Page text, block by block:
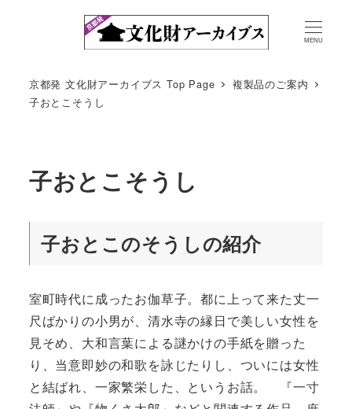
MENU
京都発 文化財アーカイブス Top Page
複製品のご案内
子おとこそうし
子おとこそうし
子おとこのそうしの紹介
室町時代に成ったお伽草子。都に上って来た丈一
尺ばかりの小男が、清水寺の縁日で美しい女性を
見そめ、大和言葉による謎かけの手紙を贈った
り、当意即妙の和歌を詠じたりし、ついには女性
と結ばれ、一家繁栄した、というお話。 『一寸